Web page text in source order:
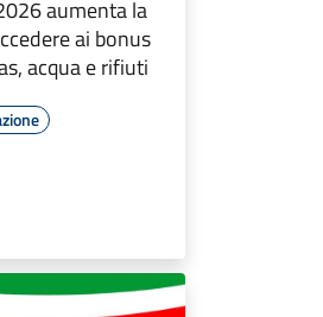
aumenta la
ai bonus
acqua e rifiuti